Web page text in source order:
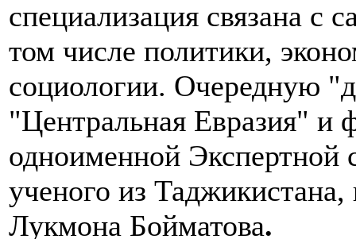
специализация связана
том числе политики,
социологии. Очередную
"Центральная Евразия" и
одноименной Экспертной
ученого из
Лукмона Бойматова.